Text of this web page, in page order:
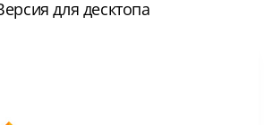
для десктопа